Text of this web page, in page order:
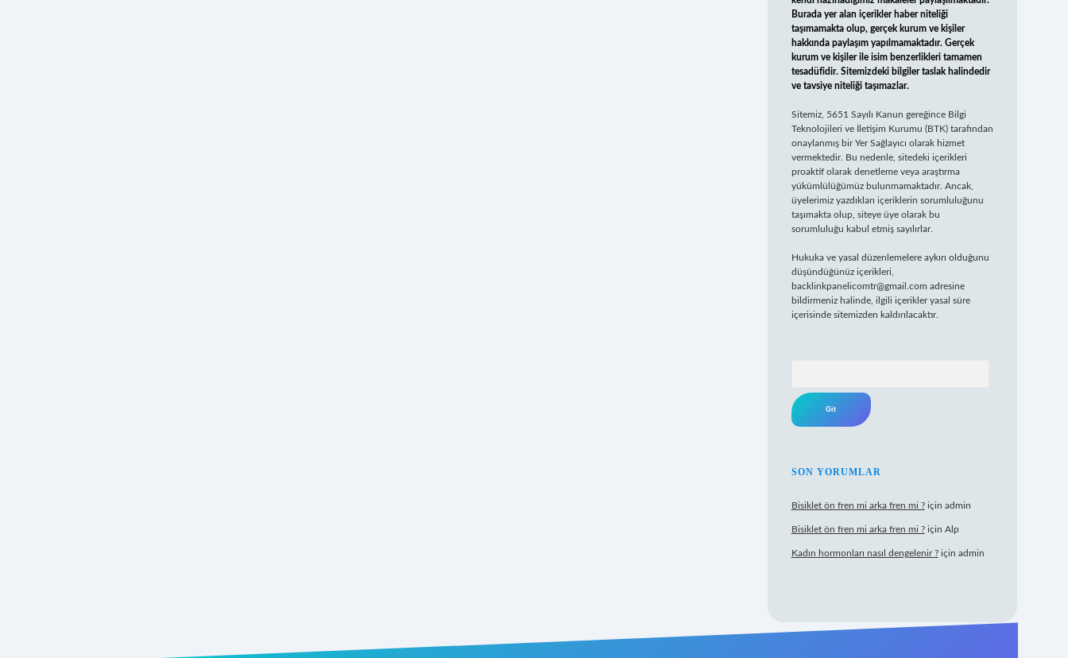
Burada yer alan içerikler haber niteliği
taşımamakta olup, gerçek kurum ve kişiler
hakkında paylaşım yapılmamaktadır. Gerçek
kurum ve kişiler ile isim benzerlikleri tamamen
tesadüfidir. Sitemizdeki bilgiler taslak halindedir
ve tavsiye niteliği taşımazlar.
Sitemiz, 5651 Sayılı Kanun gereğince Bilgi
Teknolojileri ve İletişim Kurumu (BTK) tarafından
onaylanmış bir Yer Sağlayıcı olarak hizmet
vermektedir. Bu nedenle, sitedeki içerikleri
proaktif olarak denetleme veya araştırma
yükümlülüğümüz bulunmamaktadır. Ancak,
üyelerimiz yazdıkları içeriklerin sorumluluğunu
taşımakta olup, siteye üye olarak bu
sorumluluğu kabul etmiş sayılırlar.
Hukuka ve yasal düzenlemelere aykırı olduğunu
düşündüğünüz içerikleri,
backlinkpanelicomtr@gmail.com adresine
bildirmeniz halinde, ilgili içerikler yasal süre
içerisinde sitemizden kaldırılacaktır.
SON YORUMLAR
Bisiklet ön fren mi arka fren mi ?için admin
Bisiklet ön fren mi arka fren mi ?için Alp
Kadın hormonları nasıl dengelenir ?için admin